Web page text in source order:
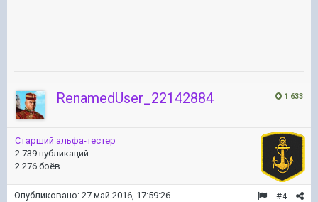
1 633
RenamedUser_22142884
Старший альфа-тестер
2 739 публикаций
2 276 боёв
#4
Опубликовано: 27 май 2016, 17:59:26